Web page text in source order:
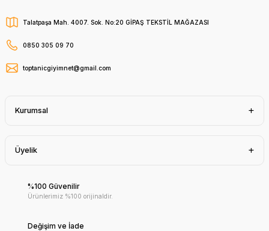
Talatpaşa Mah. 4007. Sok. No:20 GİPAŞ TEKSTİL MAĞAZASI
0850 305 09 70
toptanicgiyimnet@gmail.com
Kurumsal
Üyelik
%100 Güvenilir
Ürünlerimiz %100 orijinaldir.
Değişim ve İade